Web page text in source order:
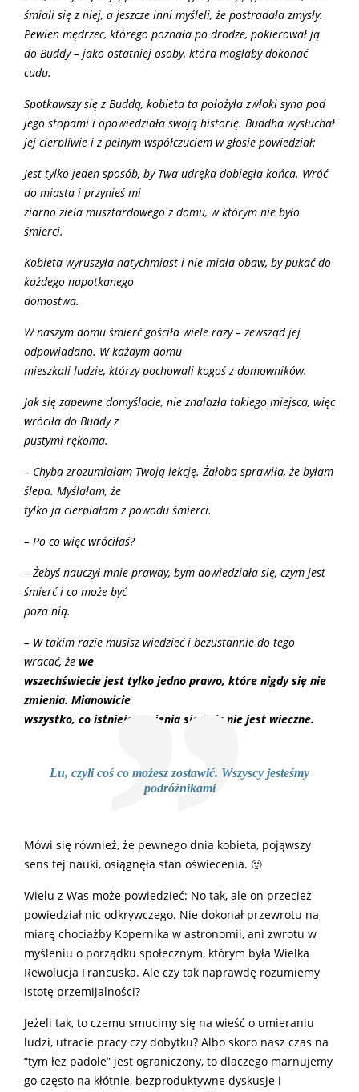
śmiali się z niej, a jeszcze inni myśleli, że postradała zmysły.
Pewien mędrzec, którego poznała po drodze, pokierował ją
do Buddy – jako ostatniej osoby, która mogłaby dokonać
cudu.
Spotkawszy się z Buddą, kobieta ta położyła zwłoki syna pod
jego stopami i opowiedziała swoją historię. Buddha wysłuchał
jej cierpliwie i z pełnym współczuciem w głosie powiedział:
Jest tylko jeden sposób, by Twa udręka dobiegła końca. Wróć
do miasta i przynieś mi
ziarno ziela musztardowego z domu, w którym nie było
śmierci.
Kobieta wyruszyła natychmiast i nie miała obaw, by pukać do
każdego napotkanego
domostwa.
W naszym domu śmierć gościła wiele razy – zewsząd jej
odpowiadano. W każdym domu
mieszkali ludzie, którzy pochowali kogoś z domowników.
Jak się zapewne domyślacie, nie znalazła takiego miejsca, więc
wróciła do Buddy z
pustymi rękoma.
– Chyba zrozumiałam Twoją lekcję. Żałoba sprawiła, że byłam
ślepa. Myślałam, że
tylko ja cierpiałam z powodu śmierci.
– Po co więc wróciłaś?
– Żebyś nauczył mnie prawdy, bym dowiedziała się, czym jest
śmierć i co może być
poza nią.
– W takim razie musisz wiedzieć i bezustannie do tego
wracać, że we
wszechświecie jest tylko jedno prawo, które nigdy się nie
zmienia. Mianowicie
wszystko, co istnieje, zmienia się i nic nie jest wieczne.
Lu, czyli coś co możesz zostawić. Wszyscy jesteśmy
podróżnikami
Mówi się również, że pewnego dnia kobieta, pojąwszy
sens tej nauki, osiągnęła stan oświecenia. 🙂
Wielu z Was może powiedzieć: No tak, ale on przecież
powiedział nic odkrywczego. Nie dokonał przewrotu na
miarę chociażby Kopernika w astronomii, ani zwrotu w
myśleniu o porządku społecznym, którym była Wielka
Rewolucja Francuska. Ale czy tak naprawdę rozumiemy
istotę przemijalności?
Jeżeli tak, to czemu smucimy się na wieść o umieraniu
ludzi, utracie pracy czy dobytku? Albo skoro nasz czas na
“tym łez padole” jest ograniczony, to dlaczego marnujemy
go często na kłótnie, bezproduktywne dyskusje i